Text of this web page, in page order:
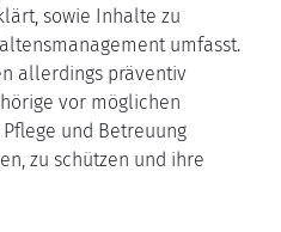
sowie Inhalte zu
umfasst.
allerdings präventiv
vor möglichen
und Betreuung
zu schützen und ihre